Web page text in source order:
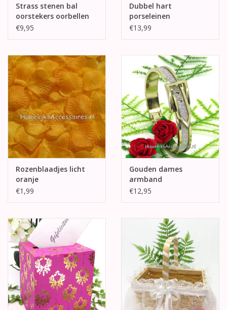
Strass stenen bal
oorstekers oorbellen
€9,95
Dubbel hart
porseleinen
bruidstaart topper
€13,99
Rozenblaadjes licht
oranje
€1,99
Gouden dames
armband
€12,95